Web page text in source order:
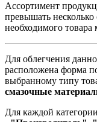
Ассортимент
превышать
необходимого
Для облегчения
расположена форма
выбранному типу
смазочные
Для каждой